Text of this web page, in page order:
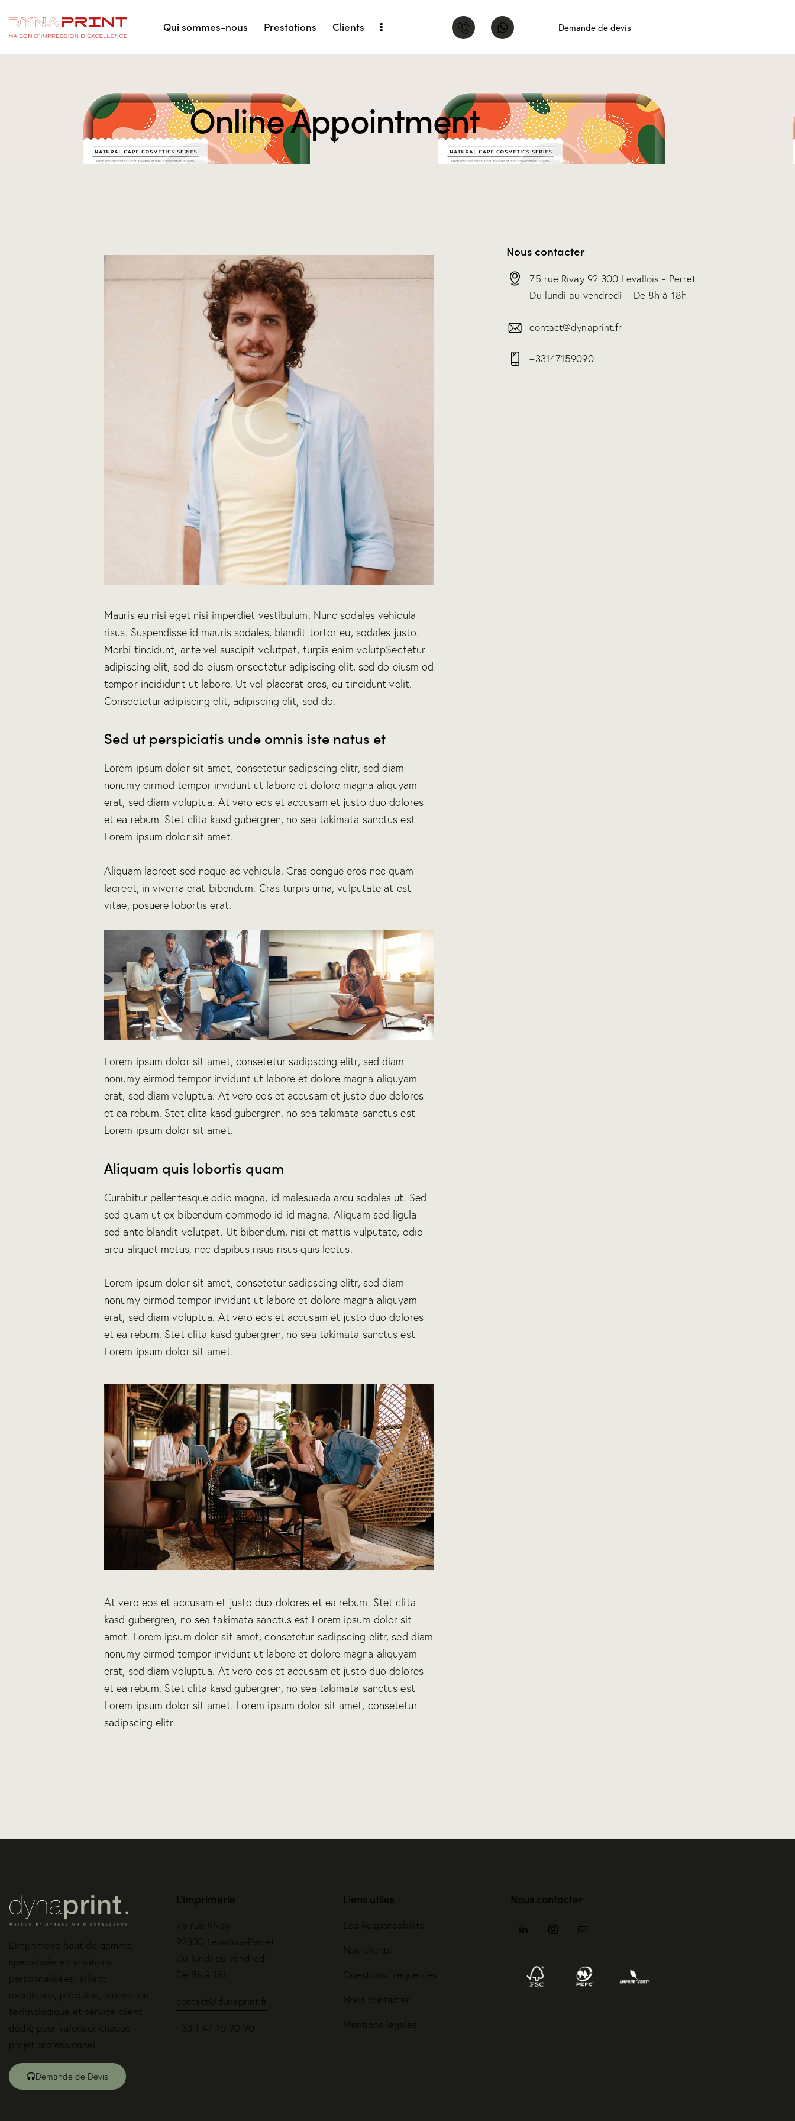
Qui sommes-nous Prestations Clients Demande de devis
Online Appointment
Mauris eu nisi eget nisi imperdiet vestibulum. Nunc sodales vehicula
risus. Suspendisse id mauris sodales, blandit tortor eu, sodales justo.
Morbi tincidunt, ante vel suscipit volutpat, turpis enim volutpSectetur
adipiscing elit, sed do eiusm onsectetur adipiscing elit, sed do eiusm od
tempor incididunt ut labore. Ut vel placerat eros, eu tincidunt velit.
Consectetur adipiscing elit, adipiscing elit, sed do.
Sed ut perspiciatis unde omnis iste natus et
Lorem ipsum dolor sit amet, consetetur sadipscing elitr, sed diam
nonumy eirmod tempor invidunt ut labore et dolore magna aliquyam
erat, sed diam voluptua. At vero eos et accusam et justo duo dolores
et ea rebum. Stet clita kasd gubergren, no sea takimata sanctus est
Lorem ipsum dolor sit amet.
Aliquam laoreet sed neque ac vehicula. Cras congue eros nec quam
laoreet, in viverra erat bibendum. Cras turpis urna, vulputate at est
vitae, posuere lobortis erat.
Lorem ipsum dolor sit amet, consetetur sadipscing elitr, sed diam
nonumy eirmod tempor invidunt ut labore et dolore magna aliquyam
erat, sed diam voluptua. At vero eos et accusam et justo duo dolores
et ea rebum. Stet clita kasd gubergren, no sea takimata sanctus est
Lorem ipsum dolor sit amet.
Aliquam quis lobortis quam
Curabitur pellentesque odio magna, id malesuada arcu sodales ut. Sed
sed quam ut ex bibendum commodo id id magna. Aliquam sed ligula
sed ante blandit volutpat. Ut bibendum, nisi et mattis vulputate, odio
arcu aliquet metus, nec dapibus risus risus quis lectus.
Lorem ipsum dolor sit amet, consetetur sadipscing elitr, sed diam
nonumy eirmod tempor invidunt ut labore et dolore magna aliquyam
erat, sed diam voluptua. At vero eos et accusam et justo duo dolores
et ea rebum. Stet clita kasd gubergren, no sea takimata sanctus est
Lorem ipsum dolor sit amet.
At vero eos et accusam et justo duo dolores et ea rebum. Stet clita
kasd gubergren, no sea takimata sanctus est Lorem ipsum dolor sit
amet. Lorem ipsum dolor sit amet, consetetur sadipscing elitr, sed diam
nonumy eirmod tempor invidunt ut labore et dolore magna aliquyam
erat, sed diam voluptua. At vero eos et accusam et justo duo dolores
et ea rebum. Stet clita kasd gubergren, no sea takimata sanctus est
Lorem ipsum dolor sit amet. Lorem ipsum dolor sit amet, consetetur
sadipscing elitr.
Nous contacter
75 rue Rivay 92 300 Levallois - Perret
Du lundi au vendredi – De 8h à 18h
contact@dynaprint.fr
+33147159090
L’imprimerie haut de gamme,
spécialisée en solutions
personnalisées, alliant
excellence, précision, innovation
technologique et service client
dédié pour valoriser chaque
projet professionnel.
Demande de Devis
L'imprimerie
75 rue Rivay
92300 Levallois-Perret
Du lundi au vendredi
De 8h à 18h
contact@dynaprint.fr
+33 1 47 15 90 90
Liens utiles
Eco Responsabilité
Nos clients
Questions fréquentes
Nous contacter
Mentions légales
Nous contacter